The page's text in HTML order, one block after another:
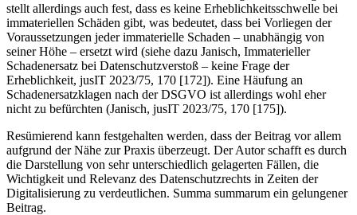
stellt allerdings auch fest, dass es keine Erheblichkeitsschwelle bei
immateriellen Schäden gibt, was bedeutet, dass bei Vorliegen der
Voraussetzungen jeder immaterielle Schaden – unabhängig von
seiner Höhe – ersetzt wird (siehe dazu Janisch, Immaterieller
Schadenersatz bei Datenschutzverstoß – keine Frage der
Erheblichkeit, jusIT 2023/75, 170 [172]). Eine Häufung an
Schadenersatzklagen nach der DSGVO ist allerdings wohl eher
nicht zu befürchten (Janisch, jusIT 2023/75, 170 [175]).
Resümierend kann festgehalten werden, dass der Beitrag vor allem
aufgrund der Nähe zur Praxis überzeugt. Der Autor schafft es durch
die Darstellung von sehr unterschiedlich gelagerten Fällen, die
Wichtigkeit und Relevanz des Datenschutzrechts in Zeiten der
Digitalisierung zu verdeutlichen. Summa summarum ein gelungener
Beitrag.